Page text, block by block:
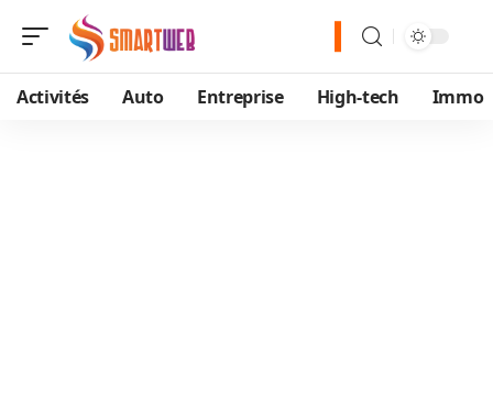
Activités Auto Entreprise High-tech Immo